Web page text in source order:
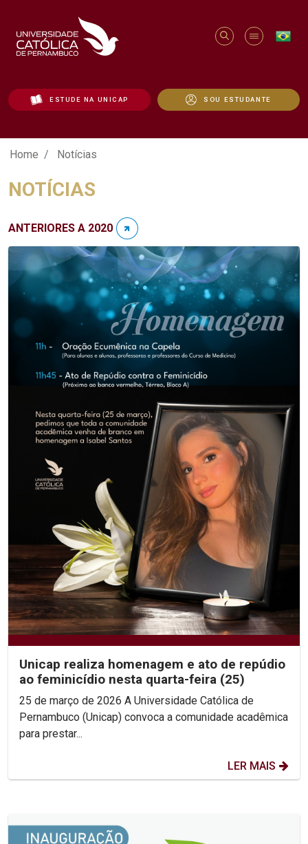
ESTUDE NA UNICAP SOU ESTUDANTE
Notícias - Unicap
Home Notícias
NOTÍCIAS
ANTERIORES A 2020
Unicap realiza homenagem e ato de repúdio
ao feminicídio nesta quarta-feira (25)
25 de março de 2026 A Universidade Católica de
Pernambuco (Unicap) convoca a comunidade acadêmica
para prestar...
LER MAIS